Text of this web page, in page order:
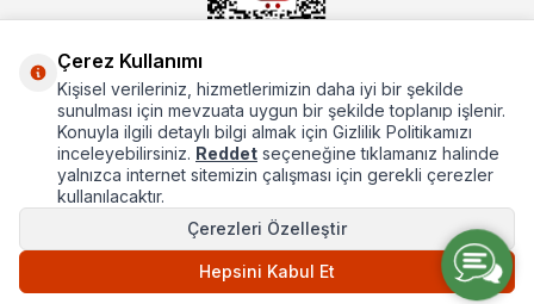
Hakkımızda
Hızlı Erişim
Popüler Kategoriler
Çerez Kullanımı
Kişisel verileriniz, hizmetlerimizin daha iyi bir şekilde
sunulması için mevzuata uygun bir şekilde toplanıp işlenir.
Konuyla ilgili detaylı bilgi almak için Gizlilik Politikamızı
inceleyebilirsiniz. Reddet seçeneğine tıklamanız halinde
yalnızca internet sitemizin çalışması için gerekli çerezler
kullanılacaktır.
Çerezleri Özelleştir
Hepsini Kabul Et